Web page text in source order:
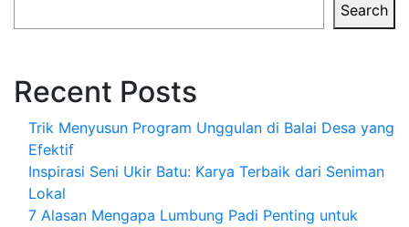
Search
Recent Posts
Trik Menyusun Program Unggulan di Balai Desa yang
Efektif
Inspirasi Seni Ukir Batu: Karya Terbaik dari Seniman
Lokal
7 Alasan Mengapa Lumbung Padi Penting untuk